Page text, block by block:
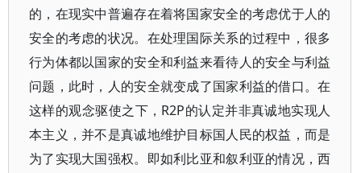
的，在现实中普遍存在着将国家安全的考虑优于人的
安全的考虑的状况。在处理国际关系的过程中，很多
行为体都以国家的安全和利益来看待人的安全与利益
问题，此时，人的安全就变成了国家利益的借口。在
这样的观念驱使之下，R2P的认定并非真诚地实现人
本主义，并不是真诚地维护目标国人民的权益，而是
为了实现大国强权。即如利比亚和叙利亚的情况，西